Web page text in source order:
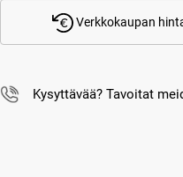
Verkkokaupan
Kysyttävää? Tavoitat